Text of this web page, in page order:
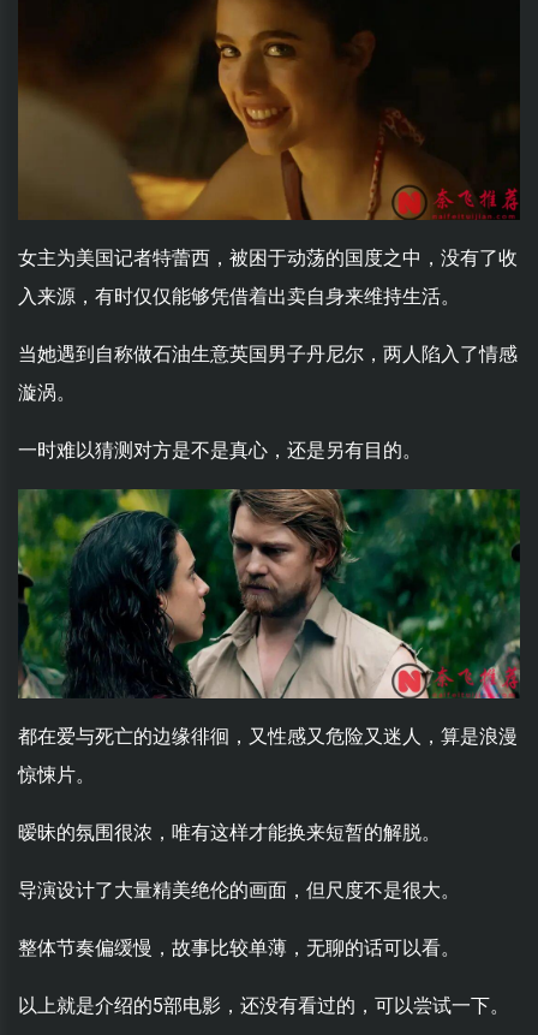
女主为美国记者特蕾西，被困于动荡的国度之中，没有了收
入来源，有时仅仅能够凭借着出卖自身来维持生活。
当她遇到自称做石油生意英国男子丹尼尔，两人陷入了情感
漩涡。
一时难以猜测对方是不是真心，还是另有目的。
都在爱与死亡的边缘徘徊，又性感又危险又迷人，算是浪漫
惊悚片。
暧昧的氛围很浓，唯有这样才能换来短暂的解脱。
导演设计了大量精美绝伦的画面，但尺度不是很大。
整体节奏偏缓慢，故事比较单薄，无聊的话可以看。
以上就是介绍的5部电影，还没有看过的，可以尝试一下。